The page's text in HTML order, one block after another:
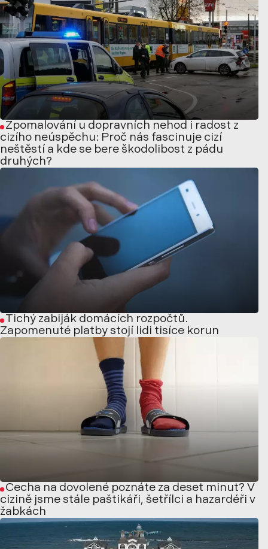
Zpomalování u dopravních nehod i radost z
cizího neúspěchu: Proč nás fascinuje cizí
neštěstí a kde se bere škodolibost z pádu
druhých?
Tichý zabiják domácích rozpočtů.
Zapomenuté platby stojí lidi tisíce korun
Čecha na dovolené poznáte za deset minut? V
cizině jsme stále paštikáři, šetřílci a hazardéři v
žabkách